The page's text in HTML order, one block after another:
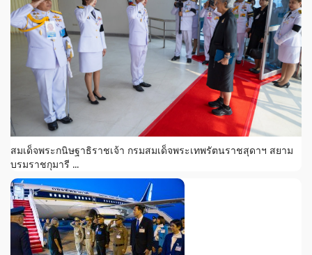
สมเด็จพระกนิษฐาธิราชเจ้า กรมสมเด็จพระเทพรัตนราชสุดาฯ สยาม
บรมราชกุมารี ...